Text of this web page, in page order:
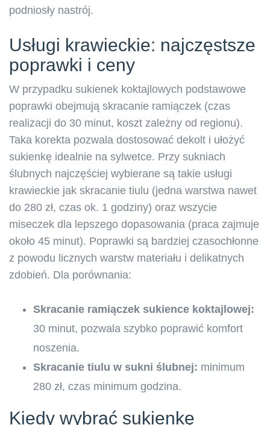
podniosły nastrój.
Usługi krawieckie: najczęstsze
poprawki i ceny
W przypadku sukienek koktajlowych podstawowe
poprawki obejmują skracanie ramiączek (czas
realizacji do 30 minut, koszt zależny od regionu).
Taka korekta pozwala dostosować dekolt i ułożyć
sukienkę idealnie na sylwetce. Przy sukniach
ślubnych najczęściej wybierane są takie usługi
krawieckie jak skracanie tiulu (jedna warstwa nawet
do 280 zł, czas ok. 1 godziny) oraz wszycie
miseczek dla lepszego dopasowania (praca zajmuje
około 45 minut). Poprawki są bardziej czasochłonne
z powodu licznych warstw materiału i delikatnych
zdobień. Dla porównania:
Skracanie ramiączek sukience koktajlowej:
30 minut, pozwala szybko poprawić komfort
noszenia.
Skracanie tiulu w sukni ślubnej: minimum
280 zł, czas minimum godzina.
Kiedy wybrać sukienkę